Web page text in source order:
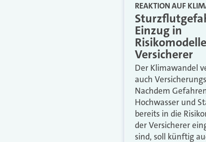
REAKTION AUF
Einzug in
Versicherer
Der Klimawandel
auch
Nachdem
Hochwasser und
bereits in die
der Versicherer
sind, soll künftig